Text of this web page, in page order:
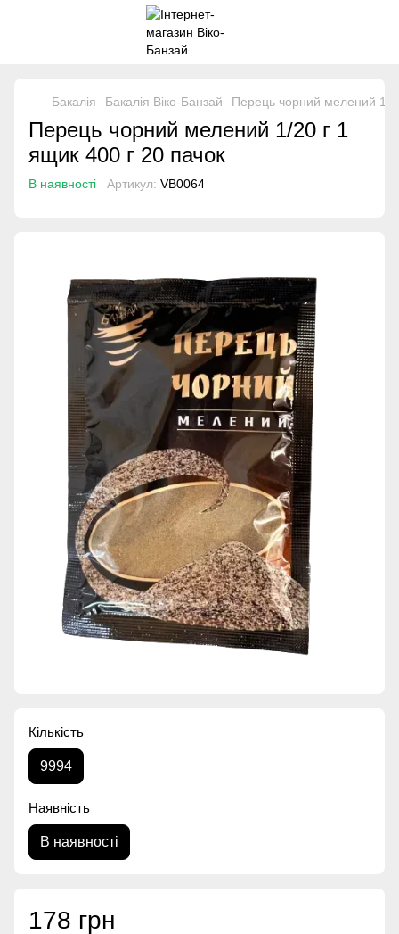
Бакалія Бакалія Віко-Банзай Перець чорний мелений 1/
Перець чорний мелений 1/20 г 1
ящик 400 г 20 пачок
В наявності Артикул: VB0064
Кількість
9994
Наявність
В наявності
178 грн